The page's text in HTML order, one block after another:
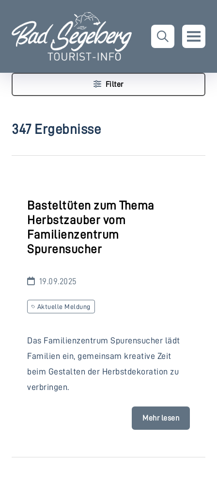
347 Ergebnisse
Basteltüten zum Thema
Herbstzauber vom
Familienzentrum
Spurensucher
19.09.2025
Aktuelle Meldung
Das Familienzentrum Spurensucher lädt
Familien ein, gemeinsam kreative Zeit
beim Gestalten der Herbstdekoration zu
verbringen.
Mehr lesen
Filter